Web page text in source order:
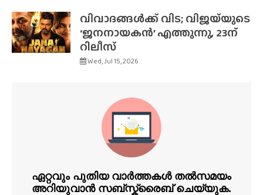
വിവാദങ്ങൾക്ക് വിട; വിജയ്‌യുടെ
‘ജനനായകൻ’ എത്തുന്നു, 23ന്
റിലീസ്
Wed, Jul 15, 2026
ഏറ്റവും പുതിയ വാർത്തകൾ തൽസമയം
അറിയുവാൻ സബ്സ്ക്രൈബ് ചെയ്യുക.